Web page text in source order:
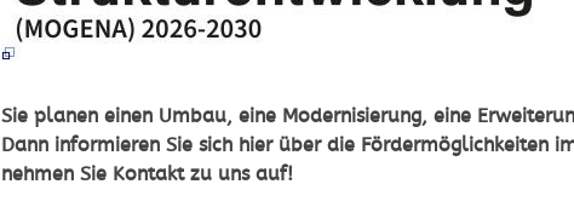
Sie planen einen Umbau, eine Modernisierung, eine
Dann informieren Sie sich hier über die Fördermöglichkeiten
nehmen Sie Kontakt zu uns auf!